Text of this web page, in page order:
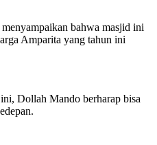
bahwa masjid ini
Amparita yang tahun ini
Dollah Mando berharap bisa